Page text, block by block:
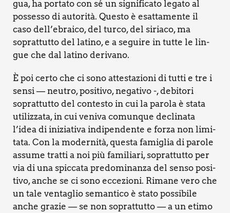
gua, ha por­ta­to con sé un signi­fi­ca­to lega­to al
pos­ses­so di auto­ri­tà. Que­sto è esat­ta­men­te il
caso dell’ebraico, del tur­co, del siria­co, ma
soprat­tut­to del lati­no, e a segui­re in tut­te le lin­
gue che dal lati­no deri­va­no.
È poi cer­to che ci sono atte­sta­zio­ni di tut­ti e tre i
sen­si — neu­tro, posi­ti­vo, nega­ti­vo -, debi­to­ri
soprat­tut­to del con­te­sto in cui la paro­la è sta­ta
uti­liz­za­ta, in cui veni­va comun­que decli­na­ta
l’idea di ini­zia­ti­va indi­pen­den­te e for­za non limi­
ta­ta. Con la moder­ni­tà, que­sta fami­glia di paro­le
assu­me trat­ti a noi più fami­lia­ri, soprat­tut­to per
via di una spic­ca­ta pre­do­mi­nan­za del sen­so posi­
ti­vo, anche se ci sono ecce­zio­ni. Rima­ne vero che
un tale ven­ta­glio seman­ti­co è sta­to pos­si­bi­le
anche gra­zie — se non soprat­tut­to — a un eti­mo